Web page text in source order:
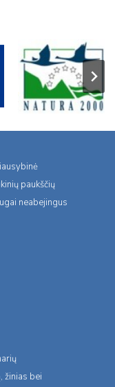
paukščių
neabejingus
žinias bei